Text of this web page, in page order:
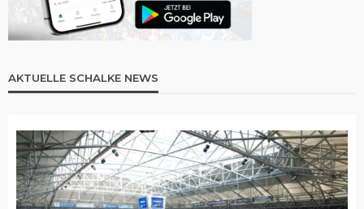
AKTUELLE SCHALKE NEWS